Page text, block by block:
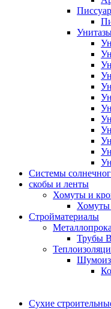
Системы
скобы и ленты
Хомуты и
Хомуты
Стройматериалы
Трубы
Сухие